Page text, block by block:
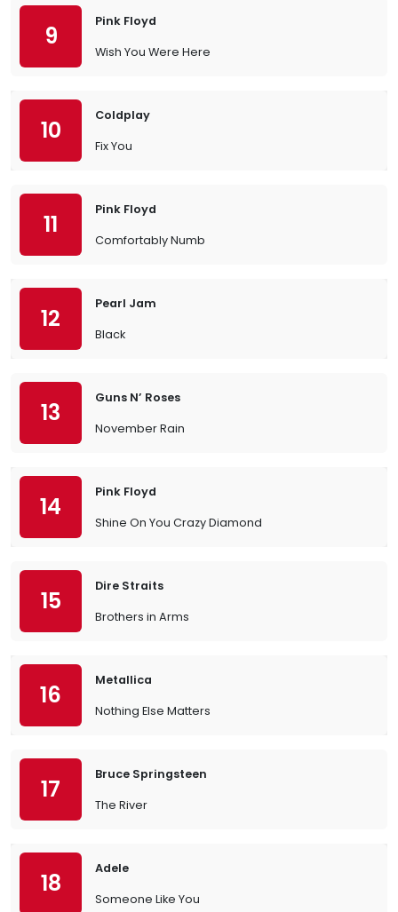
9
Pink Floyd
Wish You Were Here
10
Coldplay
Fix You
11
Pink Floyd
Comfortably Numb
12
Pearl Jam
Black
13
Guns N’ Roses
November Rain
14
Pink Floyd
Shine On You Crazy Diamond
15
Dire Straits
Brothers in Arms
16
Metallica
Nothing Else Matters
17
Bruce Springsteen
The River
18
Adele
Someone Like You